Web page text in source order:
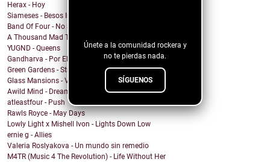
Únete a la comunidad rockera y
no te pierdas nada.
SÍGUENOS
Herax - Hoy
Siameses - Besos Inconexos
Band Of Four - No Sound
A Thousand Mad Things - Girl
YUGND - Queens
Gandharva - Por El Rockanroll
Green Gardens - Stroom
Glass Mansions - VIOLET
Awild Mind - Dreamer
atleastfour - Push
Rawls Royce - May Days
Lowly Light x Mishell Ivon - Lights Down Low
ernie g - Allies
Valeria Roslyakova - Un mundo sin remedio
M4TR (Music 4 The Revolution) - Life Without Her